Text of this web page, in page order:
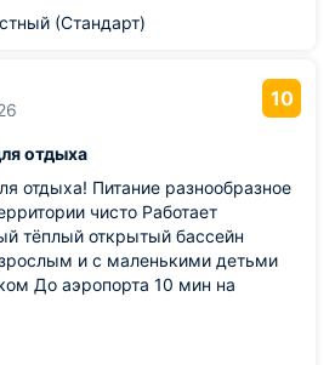
(Стандарт)
10
отдыха
отдыха! Питание разнообразное
чисто Работает
тёплый открытый бассейн
и с маленькими детьми
До аэропорта 10 мин на
продукцией , есть аптека ,